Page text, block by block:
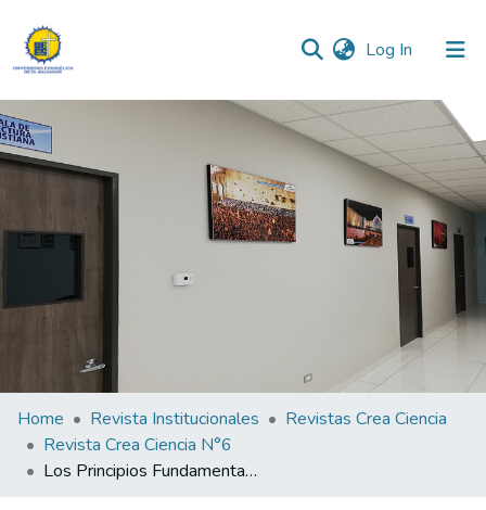
Log In (current)
Communities & Collections
All of DSpace
Home Revista Institucionales
Revistas Crea Ciencia
Revista Crea Ciencia N°6
Los Principios Fundamentales de la Ley Penitenciaria "¿Sirven para algo?" Balance crítico, en el noveno aniversario de fundación de los Juzgados de Vigilacia.